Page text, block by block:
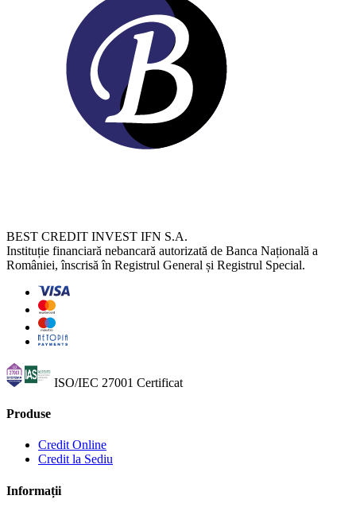
BEST CREDIT INVEST IFN S.A.
Instituție financiară nebancară autorizată de Banca Națională a
României, înscrisă în Registrul General și Registrul Special.
ISO/IEC 27001 Certificat
Produse
Credit Online
Credit la Sediu
Informații